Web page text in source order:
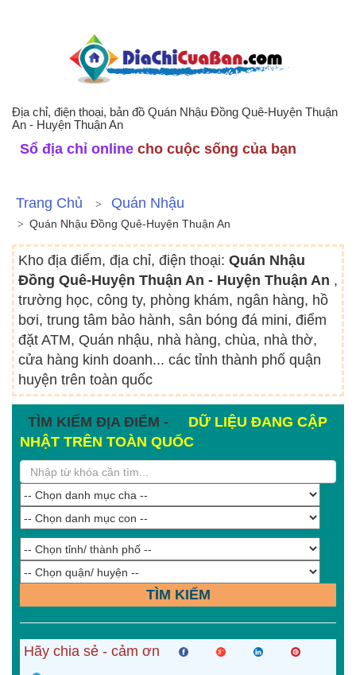
Địa chỉ, điện thoại, bản đồ Quán Nhậu Đồng Quê-Huyện Thuận
An - Huyện Thuận An
Sổ địa chỉ online cho cuộc sống của bạn
Trang Chủ Quán Nhậu
Quán Nhậu Đồng Quê-Huyện Thuận An
Kho địa điểm, địa chỉ, điện thoại: Quán Nhậu
Đồng Quê-Huyện Thuận An - Huyện Thuận An ,
trường học, công ty, phòng khám, ngân hàng, hồ
bơi, trung tâm bảo hành, sân bóng đá mini, điểm
đặt ATM, Quán nhậu, nhà hàng, chùa, nhà thờ,
cửa hàng kinh doanh... các tỉnh thành phố quận
huyện trên toàn quốc
TÌM KIẾM ĐỊA ĐIỂM -
DỮ LIỆU ĐANG CẬP
NHẬT TRÊN TOÀN QUỐC
TÌM KIẾM
Hãy chia sẻ - cảm ơn